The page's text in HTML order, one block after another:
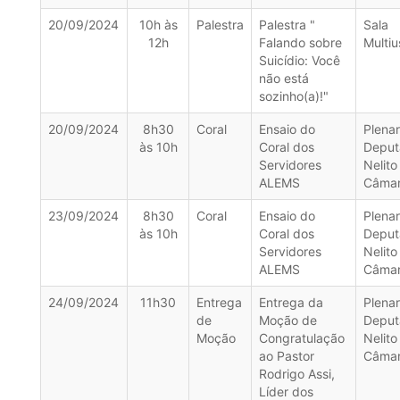
20/09/2024
10h às
12h
Palestra
Palestra "
Falando sobre
Suicídio: Você
não está
sozinho(a)!"
Sala
20/09/2024
8h30
às 10h
Coral
Ensaio do
Coral dos
Servidores
ALEMS
Nelito
23/09/2024
8h30
às 10h
Coral
Ensaio do
Coral dos
Servidores
ALEMS
Nelito
24/09/2024 11h30
Entrega
de
Moção
Entrega da
Moção de
Congratulação
ao Pastor
Rodrigo Assi,
Líder dos
Nelito